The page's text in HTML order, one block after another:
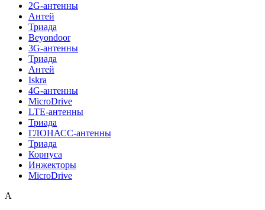
2G-антенны
Антей
Триада
Beyondoor
3G-антенны
Триада
Антей
Iskra
4G-антенны
MicroDrive
LTE-антенны
Триада
ГЛОНАСС-антенны
Триада
Корпуса
Инжекторы
MicroDrive
A